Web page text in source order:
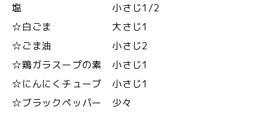
塩 小さじ1/2
☆白ごま 大さじ1
☆ごま油 小さじ2
☆鶏ガラスープの素 小さじ1
☆にんにくチューブ 小さじ1
☆ブラックペッパー 少々